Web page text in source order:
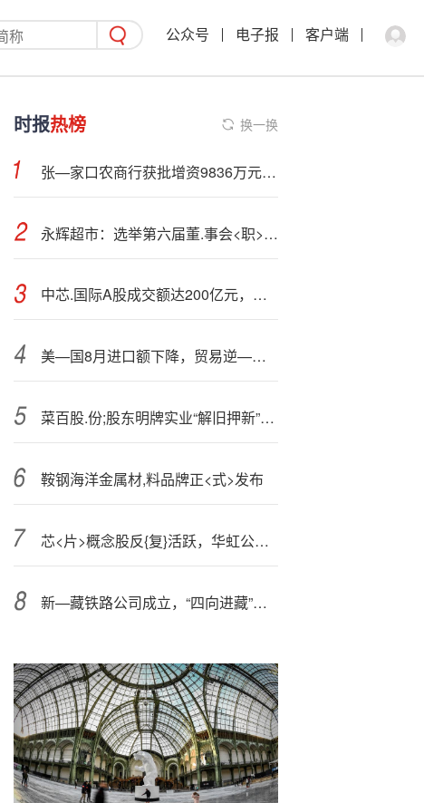
公众号 电子报 客户端
时报热榜 换一换
张—家口农商行获批增资9836万元 注册资本变更为25.57亿元
永辉超市：选举第六届董.事会<职>工代表董事
中芯.国际A股成交额达200亿元，现涨0.97%
美—国8月进口额下降，贸易逆—差大幅收窄
菜百股.份;股东明牌实业“解旧押新”3000万股 累计质押超半数持股
鞍钢海洋金属材,料品牌正<式>发布
芯<片>概念股反{复}活跃，华虹公司涨超16%续创历史新高
新—藏铁路公司成立，“四向进藏”高原铁路网络加速成型